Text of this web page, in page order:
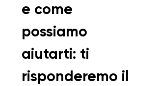
e come
possiamo
aiutarti: ti
risponderemo il